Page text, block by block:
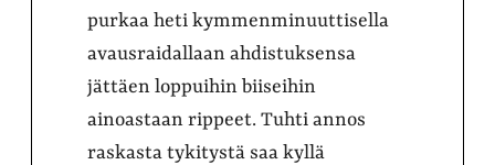
purkaa heti kymmenminuuttisella
avausraidallaan ahdistuksensa
jättäen loppuihin biiseihin
ainoastaan rippeet. Tuhti annos
raskasta tykitystä saa kyllä